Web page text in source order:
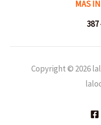
MAS
387
Copyright © 2026